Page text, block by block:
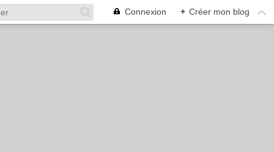
Connexion + Créer mon blog